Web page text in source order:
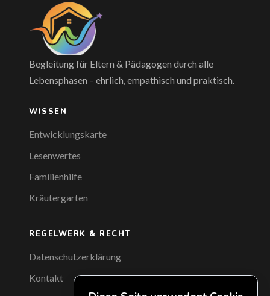
Begleitung für Eltern & Pädagogen durch alle
Lebensphasen – ehrlich, empathisch und praktisch.
WISSEN
Entwicklungskarte
Lesenwertes
Familienhilfe
Kräutergarten
REGELWERK & RECHT
Datenschutzerklärung
Kontakt